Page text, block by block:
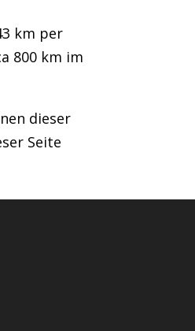
km per
800 km im
dieser
Seite